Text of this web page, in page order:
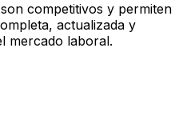
competitivos y permiten
actualizada y
mercado laboral.